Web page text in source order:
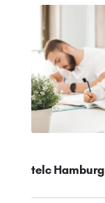
telc Hamburg